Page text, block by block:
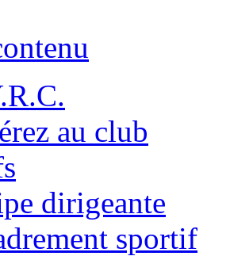
au club
dirigeante
sportif